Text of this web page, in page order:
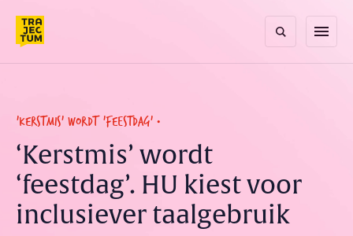
content
menu
'KERSTMIS' WORDT 'FEESTDAG'
‘Kerstmis’ wordt
‘feestdag’. HU kiest voor
inclusiever taalgebruik